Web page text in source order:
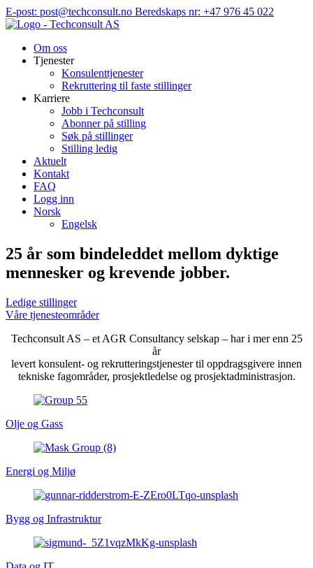
Hopp
til
E-post: post@techconsult.no Beredskaps nr: +47 976 45 022
Om oss
Tjenester
Konsulenttjenester
Rekruttering til faste stillinger
Karriere
Jobb i Techconsult
Abonner på stilling
Søk på stillinger
Stilling ledig
Aktuelt
Kontakt
FAQ
Logg inn
Norsk
Engelsk
25 år som bindeleddet mellom dyktige
mennesker og krevende jobber.
Ledige stillinger
Våre tjenesteområder
Techconsult AS – et AGR Consultancy selskap – har i mer enn 25
år
levert konsulent- og rekrutteringstjenester til oppdragsgivere innen
tekniske fagområder, prosjektledelse og prosjektadministrasjon.
Olje og Gass
Energi og Miljø
Bygg og Infrastruktur